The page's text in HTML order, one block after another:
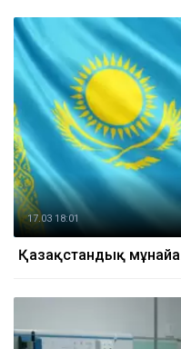
17.03 18:01
Қазақстандық мұнайға